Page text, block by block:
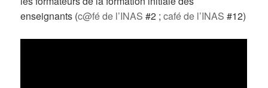
enseignants (c@fé de l’INAS #2 ;café de l’INAS #12)